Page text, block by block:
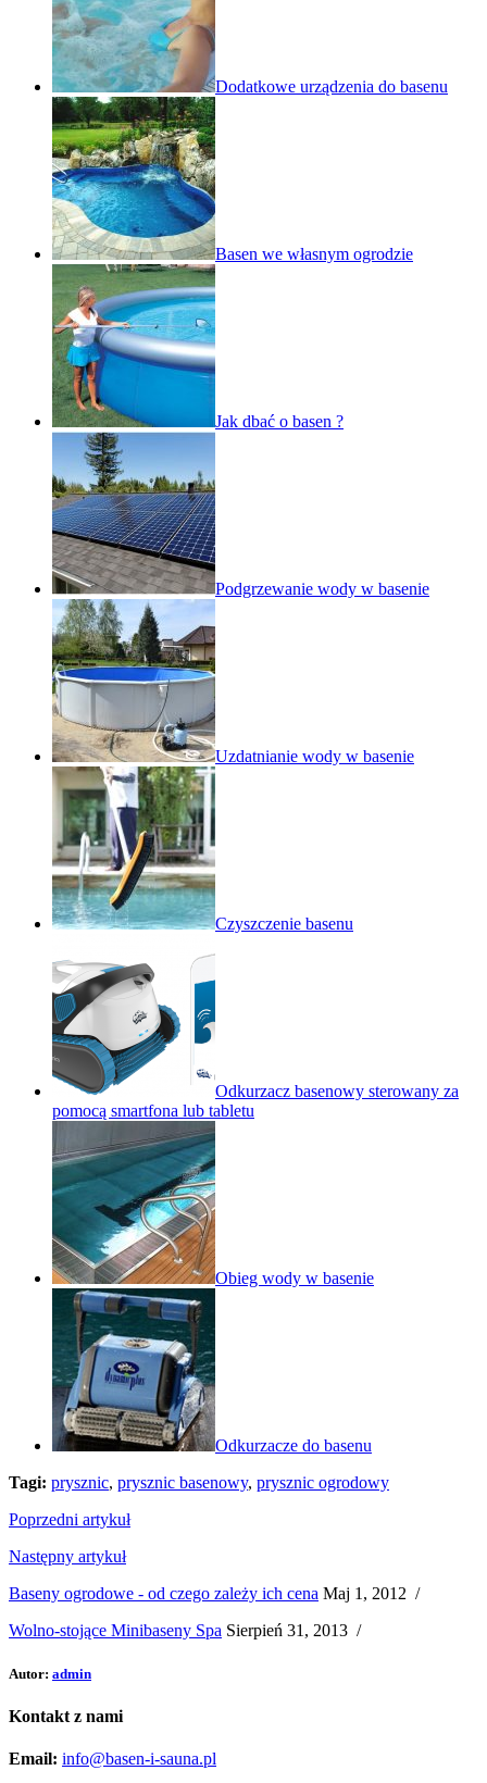
Dodatkowe urządzenia do basenu
Basen we własnym ogrodzie
Jak dbać o basen ?
Podgrzewanie wody w basenie
Uzdatnianie wody w basenie
Czyszczenie basenu
Odkurzacz basenowy sterowany za
pomocą smartfona lub tabletu
Obieg wody w basenie
Odkurzacze do basenu
Tagi: prysznic, prysznic basenowy, prysznic ogrodowy
Poprzedni artykuł
Następny artykuł
Baseny ogrodowe - od czego zależy ich cena Maj 1, 2012 /
Wolno-stojące Minibaseny Spa Sierpień 31, 2013 /
Autor: admin
Kontakt z nami
Email: info@basen-i-sauna.pl